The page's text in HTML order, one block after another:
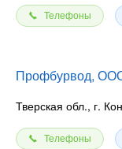
Телефоны
Профбурвод,
Тверская обл., г.
Телефоны